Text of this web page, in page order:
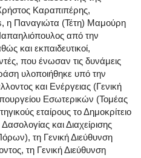
Καραπιπέρης,
η Παναγιώτα (Τέτη) Μαμούρη
από την
και εκπαιδευτικοί,
που ένωσαν τις δυνάμεις
υλοποιήθηκε υπό την
και Ενέργειας (Γενική
Εσωτερικών (Τομέας
εταίρους το Δημοκρίτειο
και Διαχείρισης
τη Γενική Διεύθυνση
τη Γενική Διεύθυνση